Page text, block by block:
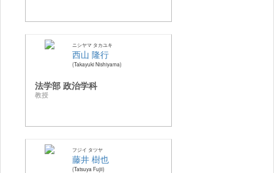
ニシヤマ タカユキ
西山 隆行
Takayuki Nishiyama
法学部 政治学科
教授
フジイ タツヤ
藤井 樹也
Tatsuya Fujii